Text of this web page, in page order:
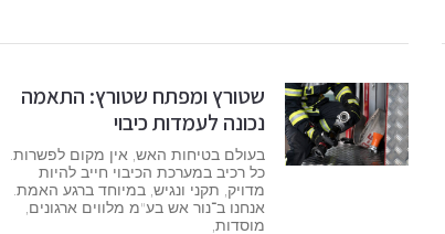
שטורץ ומפתח שטורץ: התאמה
נכונה לעמדות כיבוי
בעולם בטיחות האש, אין מקום לפשרות.
כל רכיב במערכת הכיבוי חייב להיות
מדויק, תקני ונגיש, במיוחד ברגע האמת.
אנחנו ב־נור אש בע"מ מלווים ארגונים,
מוסדות,